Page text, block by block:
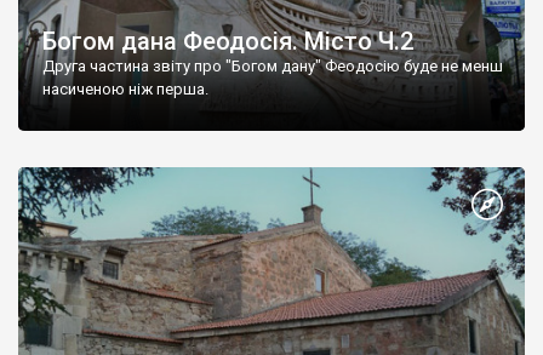
Богом дана Феодосія. Місто Ч.2
Друга частина звіту про "Богом дану" Феодосію буде не менш
насиченою ніж перша.